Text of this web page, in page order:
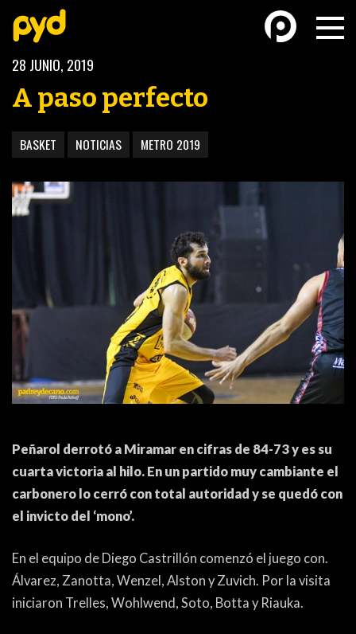
FUTSAL FUTSAL FEMENINO
3ERA DIVISIÓN
PARTIDOS
CONTENIDOS
COLUMNAS
ELECCIONES
OTROS DEPORTES
ATLETISMO
FÚTBOL PLAYA
HISTORIA
FORO
28 JUNIO, 2019
A paso perfecto
BASKET NOTICIAS METRO 2019
Peñarol derrotó a Miramar en cifras de 84-73 y es su
cuarta victoria al hilo. En un partido muy cambiante el
carbonero lo cerró con total autoridad y se quedó con
el invicto del ‘mono’.
En el equipo de Diego Castrillón comenzó el juego con.
Álvarez, Zanotta, Wenzel, Alston y Zuvich. Por la visita
iniciaron Trelles, Wohlwend, Soto, Botta y Riauka.